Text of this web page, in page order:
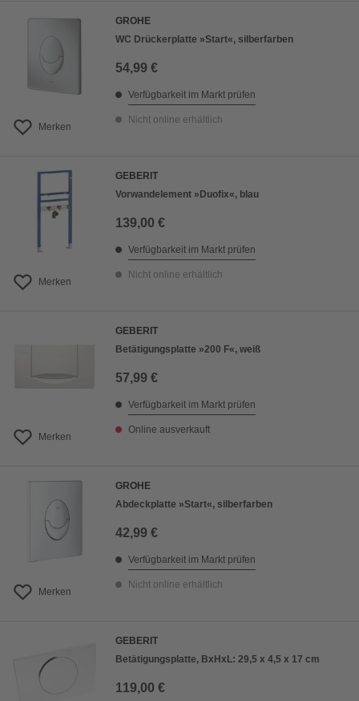
Merken
GROHE
WC Drückerplatte »Start«, silberfarben
54,99 €
Verfügbarkeit im Markt prüfen
Nicht online erhältlich
Merken
GEBERIT
Vorwandelement »Duofix«, blau
139,00 €
Verfügbarkeit im Markt prüfen
Nicht online erhältlich
Merken
GEBERIT
Betätigungsplatte »200 F«, weiß
57,99 €
Verfügbarkeit im Markt prüfen
Online ausverkauft
Merken
GROHE
Abdeckplatte »Start«, silberfarben
42,99 €
Verfügbarkeit im Markt prüfen
Nicht online erhältlich
GEBERIT
Betätigungsplatte, BxHxL: 29,5 x 4,5 x 17 cm
119,00 €